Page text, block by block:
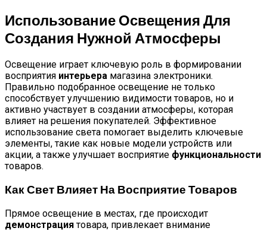
Использование Освещения Для
Создания Нужной Атмосферы
Освещение играет ключевую роль в формировании
восприятия интерьера магазина электроники.
Правильно подобранное освещение не только
способствует улучшению видимости товаров, но и
активно участвует в создании атмосферы, которая
влияет на решения покупателей. Эффективное
использование света помогает выделить ключевые
элементы, такие как новые модели устройств или
акции, а также улучшает восприятие функциональности
товаров.
Как Свет Влияет На Восприятие Товаров
Прямое освещение в местах, где происходит
демонстрациятовара, привлекает внимание